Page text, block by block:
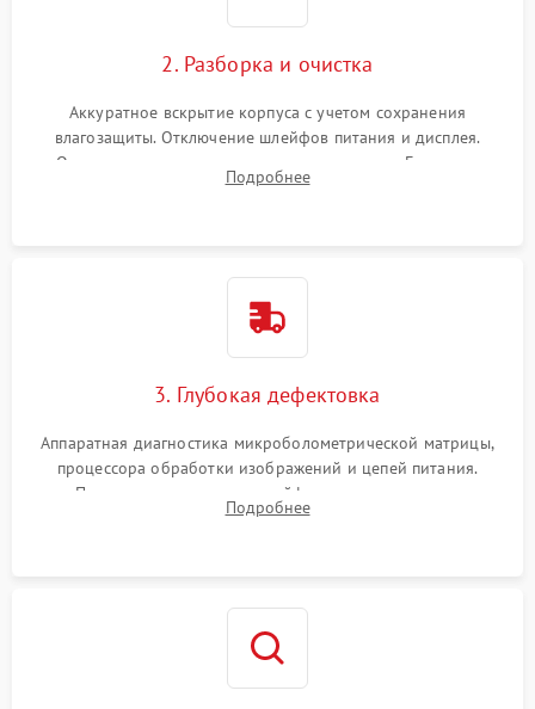
2. Разборка и очистка
Аккуратное вскрытие корпуса с учетом сохранения
влагозащиты. Отключение шлейфов питания и дисплея.
Очистка внутренних плат от окислов и пыли. Бережная
обработка германиевого объектива специализированными
Подробнее
3. Глубокая дефектовка
Аппаратная диагностика микроболометрической матрицы,
процессора обработки изображений и цепей питания.
Проверка целостности шлейфов, модуля памяти и
интерфейсов связи. Выявление сгоревших SMD-компонентов
Подробнее